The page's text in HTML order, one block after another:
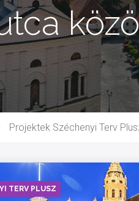
Projektek Széchenyi Terv
TERV PLUSZ